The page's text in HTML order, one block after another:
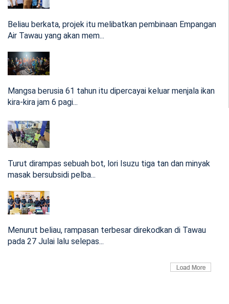
RM662,000
Menurut beliau, rampasan terbesar direkodkan di Tawau
18:08 Aug 04, 2026
Tiga ditahan, rampasan minyak masak bersubsidi
cecah RM160,000
Turut dirampas sebuah bot, lori Isuzu tiga tan dan minyak
18:08 Aug 04, 2026
Hilang ketika menjala ikan, lelaki 61 tahun
Mangsa berusia 61 tahun itu dipercayai keluar menjala ikan
Beliau berkata, projek itu melibatkan pembinaan Empangan
Air Tawau yang akan mem...
Mangsa berusia 61 tahun itu dipercayai keluar menjala ikan
kira-kira jam 6 pagi...
Turut dirampas sebuah bot, lori Isuzu tiga tan dan minyak
masak bersubsidi pelba...
Menurut beliau, rampasan terbesar direkodkan di Tawau
pada 27 Julai lalu selepas...